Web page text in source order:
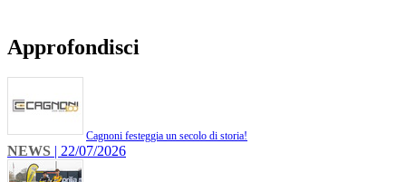
Approfondisci
​Cagnoni festeggia un secolo di storia!
NEWS | 22/07/2026